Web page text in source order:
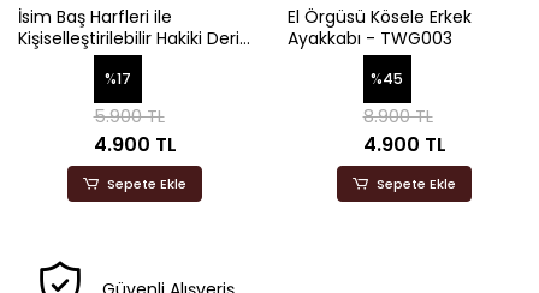
İsim Baş Harfleri ile
Kişiselleştirilebilir Hakiki Deri
Real College Loafer Erkek
Ayakkabısı Siyah
%17
5.900 TL
4.900 TL
Sepete Ekle
El Örgüsü Kösele Erkek
Ayakkabı - TWG003
%45
8.900 TL
4.900 TL
Sepete Ekle